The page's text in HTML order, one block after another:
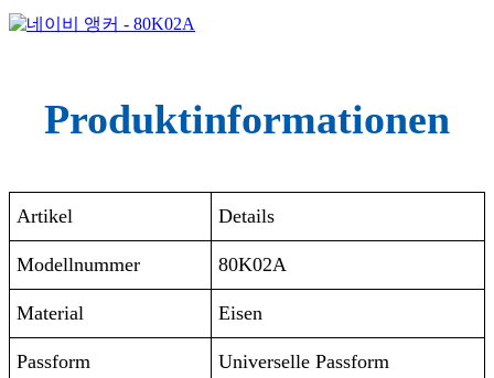
Produktinformationen
Artikel Details
Modellnummer 80K02A
Material Eisen
Passform ‎Universelle Passform